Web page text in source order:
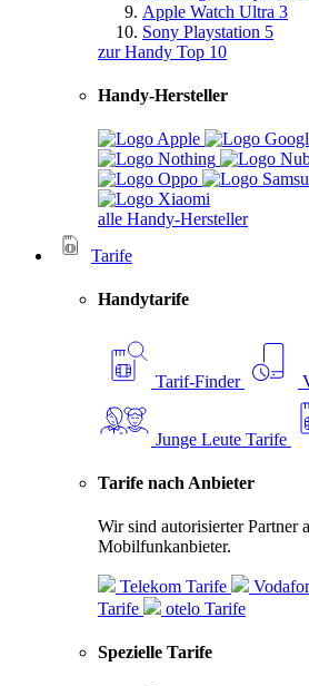
Apple Watch Ultra 3
Sony Playstation 5
zur Handy Top 10
Handy-Hersteller
alle Handy-Hersteller
Tarife
Handytarife
Tarif-Finder
Junge Leute Tarife
Tarife nach Anbieter
Wir sind autorisierter Partner
Mobilfunkanbieter.
Telekom Tarife
Tarife
otelo Tarife
Spezielle Tarife